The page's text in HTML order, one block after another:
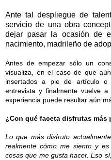
Ante tal despliegue de
servicio de una obra
dejar pasar la ocasión de
nacimiento, madrileño de
Antes de empezar sólo un
visualiza, en el caso de que
insertados a pie de artículo o
entrevista y finalmente vuelve
experiencia puede resultar aún
¿Con qué faceta disfrutas más
Lo que más disfruto
realmente cómo me siento y
cosas que me gusta hacer. Eso